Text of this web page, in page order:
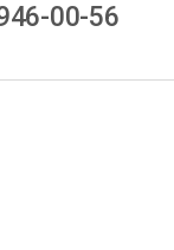
00-56